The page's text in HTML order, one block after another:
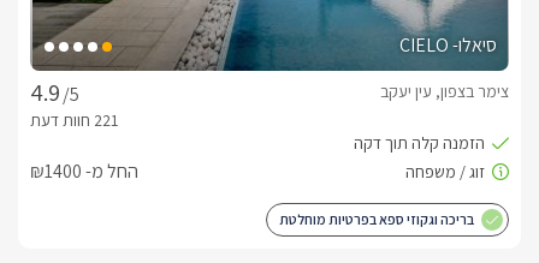
סיאלו- CIELO
/5
צימר בצפון, עין יעקב
החל מ- ₪1400
בריכה וגקוזי ספא בפרטיות מוחלטת